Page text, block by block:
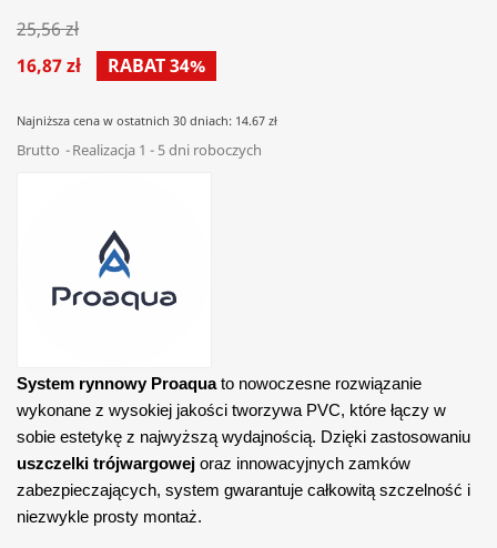
25,56 zł
16,87 zł
RABAT 34%
Najniższa cena w ostatnich 30 dniach: 14.67 zł
Brutto Realizacja 1 - 5 dni roboczych
System rynnowy Proaquato nowoczesne rozwiązanie
wykonane z wysokiej jakości tworzywa PVC, które łączy w
sobie estetykę z najwyższą wydajnością. Dzięki zastosowaniu
uszczelki trójwargowej oraz innowacyjnych zamków
zabezpieczających, system gwarantuje całkowitą szczelność i
niezwykle prosty montaż.